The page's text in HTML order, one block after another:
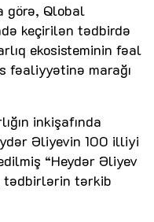
görə, Qlobal
keçirilən tədbirdə
ekosisteminin fəal
fəaliyyətinə marağı
inkişafında
Əliyevin 100 illiyi
“Heydər Əliyev
tədbirlərin tərkib